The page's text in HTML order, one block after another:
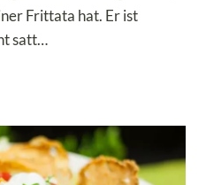
Frittata hat. Er ist
satt…